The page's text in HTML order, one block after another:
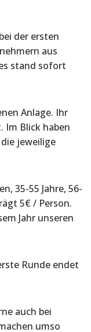
der ersten
aus
stand sofort
Anlage. Ihr
Im Blick haben
jeweilige
35-55 Jahre, 56-
5€ / Person.
Jahr unseren
Runde endet
auch bei
umso